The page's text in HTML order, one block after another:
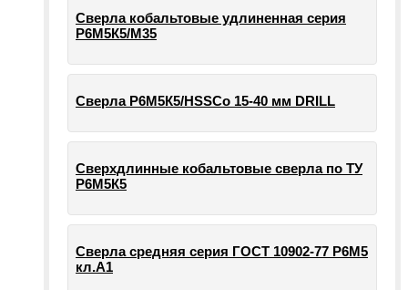
Сверла кобальтовые удлиненная серия
Р6М5К5/М35
Сверла Р6М5К5/HSSCo 15-40 мм DRILL
Сверхдлинные кобальтовые сверла по ТУ
Р6М5К5
Сверла средняя серия ГОСТ 10902-77 Р6М5
кл.А1